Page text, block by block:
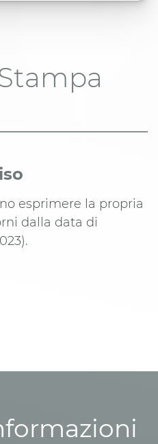
esprimere la propria
dalla data di